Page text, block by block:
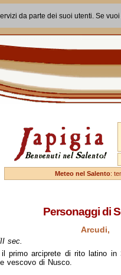
da parte dei suoi utenti. Se
Meteo nel Salento:
Personaggi di
Arcudi,
sec.
il primo arciprete di rito latino in
vescovo di Nusco.